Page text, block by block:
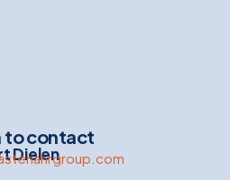
to contact
Dielen